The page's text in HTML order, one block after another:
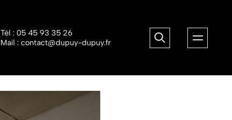
Tél : 05 45 93 35 26
Mail : contact@dupuy-dupuy.fr